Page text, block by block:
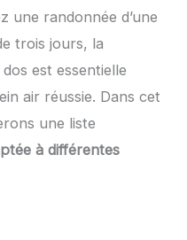
une randonnée d’une
trois jours, la
est essentielle
air réussie. Dans cet
une liste
à différentes